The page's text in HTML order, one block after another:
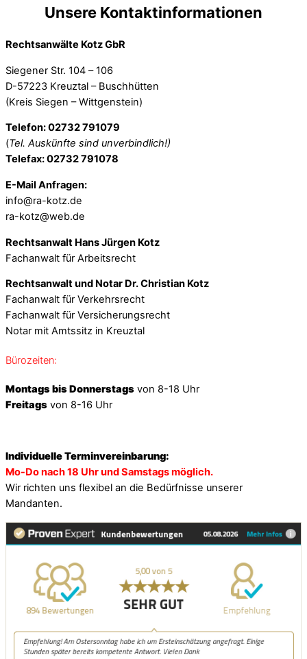
Unsere Kontaktinformationen
Rechtsanwälte Kotz GbR
Siegener Str. 104 – 106
D-57223 Kreuztal – Buschhütten
(Kreis Siegen – Wittgenstein)
Telefon: 02732 791079
(Tel. Auskünfte sind unverbindlich!)
Telefax: 02732 791078
E-Mail Anfragen:
info@ra-kotz.de
ra-kotz@web.de
Rechtsanwalt Hans Jürgen Kotz
Fachanwalt für Arbeitsrecht
Rechtsanwalt und Notar Dr. Christian Kotz
Fachanwalt für Verkehrsrecht
Fachanwalt für Versicherungsrecht
Notar mit Amtssitz in Kreuztal
Bürozeiten:
Montags bis Donnerstags von 8-18 Uhr
Freitags von 8-16 Uhr
Individuelle Terminvereinbarung:
Mo-Do nach 18 Uhr und Samstags möglich.
Wir richten uns flexibel an die Bedürfnisse unserer
Mandanten.